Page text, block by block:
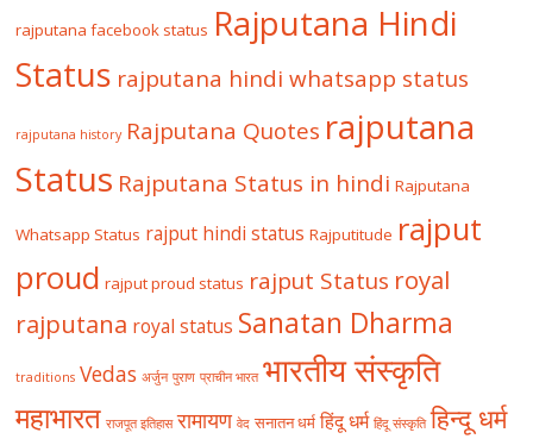
rajputana facebook status Rajputana Hindi
Status rajputana hindi whatsapp status
rajputana history Rajputana Quotes rajputana
Status Rajputana Status in hindi Rajputana
Whatsapp Status rajput hindi status Rajputitude rajput
proud rajput proud status rajput Status royal
rajputana royal status Sanatan Dharma
traditions Vedas अर्जुन पुराण प्राचीन भारत भारतीय संस्कृति
महाभारत राजपूत इतिहास रामायण वेद सनातन धर्म हिंदू धर्म हिंदू संस्कृति हिन्दू धर्म